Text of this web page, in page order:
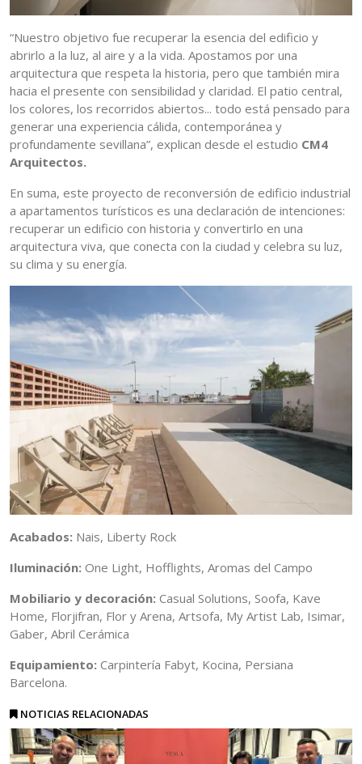
“Nuestro objetivo fue recuperar la esencia del edificio y
abrirlo a la luz, al aire y a la vida. Apostamos por una
arquitectura que respeta la historia, pero que también mira
hacia el presente con sensibilidad y claridad. El patio central,
los colores, los recorridos abiertos... todo está pensado para
generar una experiencia cálida, contemporánea y
profundamente sevillana”, explican desde el estudio CM4
Arquitectos.
En suma, este proyecto de reconversión de edificio industrial
a apartamentos turísticos es una declaración de intenciones:
recuperar un edificio con historia y convertirlo en una
arquitectura viva, que conecta con la ciudad y celebra su luz,
su clima y su energía.
Acabados: Nais, Liberty Rock
Iluminación: One Light, Hofflights, Aromas del Campo
Mobiliario y decoración: Casual Solutions, Soofa, Kave
Home, Florjifran, Flor y Arena, Artsofa, My Artist Lab, Isimar,
Gaber, Abril Cerámica
Equipamiento: Carpintería Fabyt, Kocina, Persiana
Barcelona.
NOTICIAS RELACIONADAS